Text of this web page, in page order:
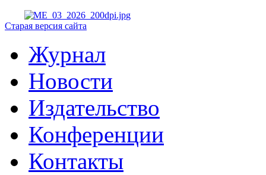
Старая версия сайта
Журнал
Новости
Издательство
Конференции
Контакты